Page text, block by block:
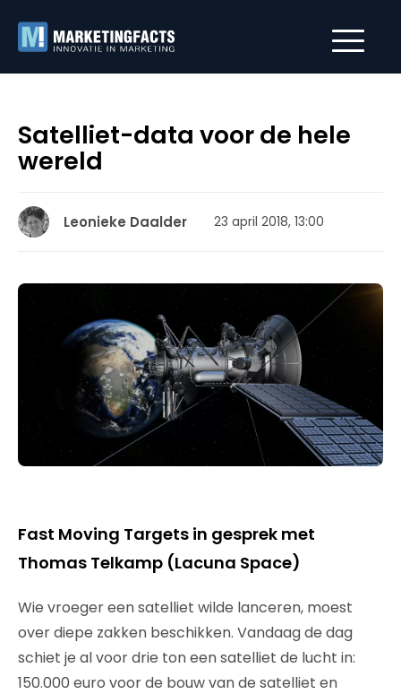
Satelliet-data voor de hele
wereld
Leonieke Daalder 23 april 2018, 13:00
Fast Moving Targets in gesprek met
Thomas Telkamp (Lacuna Space)
Wie vroeger een satelliet wilde lanceren, moest
over diepe zakken beschikken. Vandaag de dag
schiet je al voor drie ton een satelliet de lucht in:
150.000 euro voor de bouw van de satelliet en